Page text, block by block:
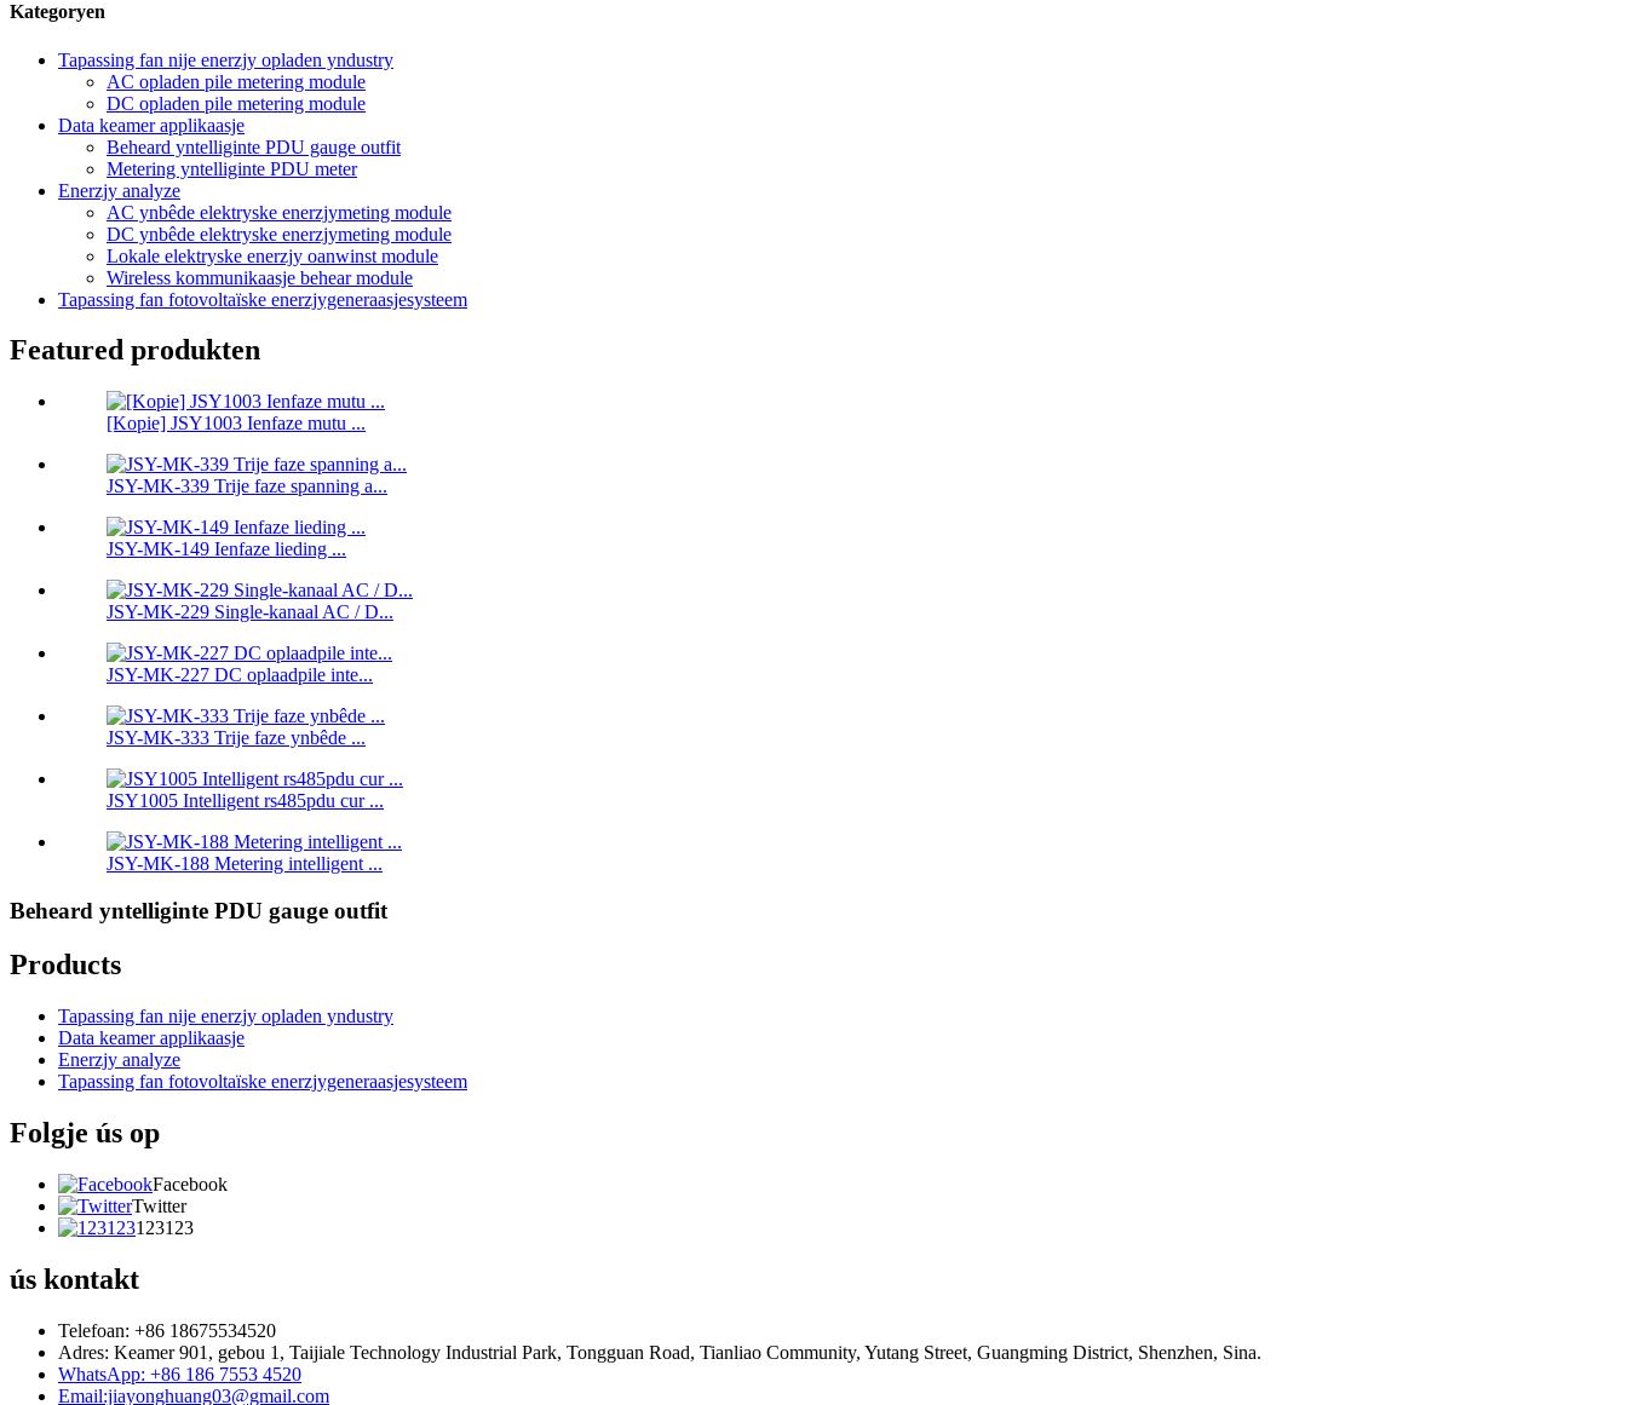
Kategoryen
Tapassing fan nije enerzjy opladen yndustry
AC opladen pile metering module
DC opladen pile metering module
Data keamer applikaasje
Beheard yntelliginte PDU gauge outfit
Metering yntelliginte PDU meter
Enerzjy analyze
AC ynbêde elektryske enerzjymeting module
DC ynbêde elektryske enerzjymeting module
Lokale elektryske enerzjy oanwinst module
Wireless kommunikaasje behear module
Tapassing fan fotovoltaïske enerzjygeneraasjesysteem
Featured produkten
[Kopie] JSY1003 Ienfaze mutu ...
JSY-MK-339 Trije faze spanning a...
JSY-MK-149 Ienfaze lieding ...
JSY-MK-229 Single-kanaal AC / D...
JSY-MK-227 DC oplaadpile inte...
JSY-MK-333 Trije faze ynbêde ...
JSY1005 Intelligent rs485pdu cur ...
JSY-MK-188 Metering intelligent ...
Beheard yntelliginte PDU gauge outfit
Products
Tapassing fan nije enerzjy opladen yndustry
Data keamer applikaasje
Enerzjy analyze
Tapassing fan fotovoltaïske enerzjygeneraasjesysteem
Folgje ús op
Facebook
Twitter
123123
ús kontakt
Telefoan: +86 18675534520
Adres: Keamer 901, gebou 1, Taijiale Technology Industrial Park, Tongguan Road, Tianliao Community, Yutang Street, Guangming District, Shenzhen, Sina.
WhatsApp: +86 186 7553 4520
Email:jiayonghuang03@gmail.com